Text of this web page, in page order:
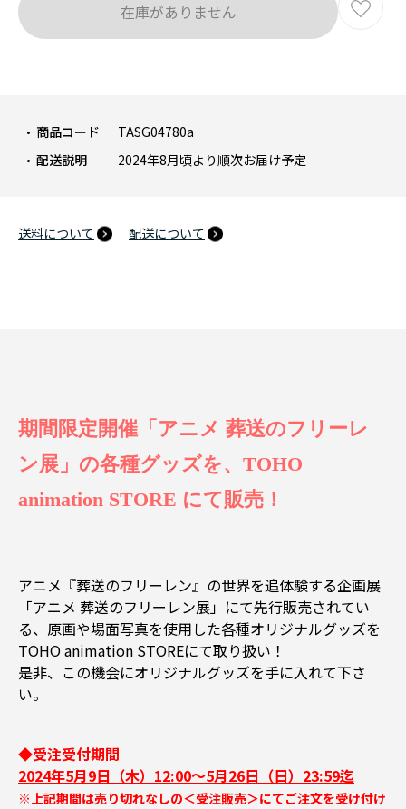
商品コード
TASG04780a
配送説明
2024年8月頃より順次お届け予定
送料について 配送について
在庫がありません
期間限定開催「アニメ 葬送のフリーレ
ン展」の各種グッズを、TOHO
animation STORE にて販売！
アニメ『葬送のフリーレン』の世界を追体験する企画展
「アニメ 葬送のフリーレン展」にて先行販売されてい
る、原画や場面写真を使用した各種オリジナルグッズを
TOHO animation STOREにて取り扱い！
是非、この機会にオリジナルグッズを手に入れて下さ
い。
◆受注受付期間
2024年5月9日（木）12:00～5月26日（日）23:59迄
※上記期間は売り切れなしの＜受注販売＞にてご注文を受け付け